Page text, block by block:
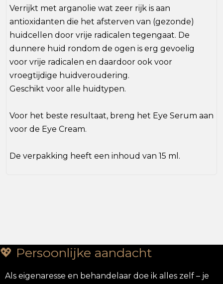
Verrijkt met arganolie wat zeer rijk is aan
antioxidanten die het afsterven van (gezonde)
huidcellen door vrije radicalen tegengaat. De
dunnere huid rondom de ogen is erg gevoelig
voor vrije radicalen en daardoor ook voor
vroegtijdige huidveroudering.
Geschikt voor alle huidtypen.
Voor het beste resultaat, breng het Eye Serum aan
voor de Eye Cream.
De verpakking heeft een inhoud van 15 ml.
💖 Persoonlijke aandacht
Als eigenaresse en behandelaar doe ik alles zelf – je